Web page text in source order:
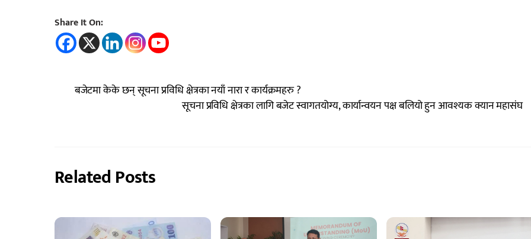
Share It On:
बजेटमा केके छन् सूचना प्रविधि क्षेत्रका नयाँ नारा र कार्यक्रमहरु ?
सूचना प्रविधि क्षेत्रका लागि बजेट स्वागतयोग्य, कार्यान्वयन पक्ष बलियो हुन आवश्यक क्यान महासंघ
Related Posts